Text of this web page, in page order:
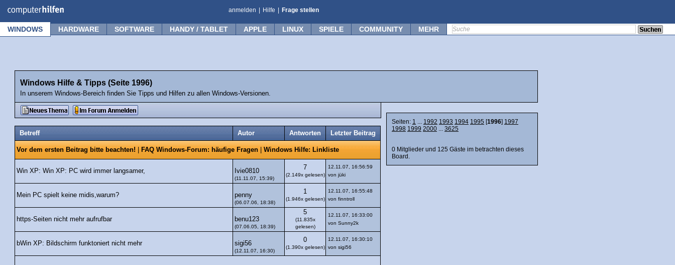
anmelden Hilfe Frage stellen
WINDOWS HARDWARE SOFTWARE HANDY / TABLET APPLE LINUX SPIELE COMMUNITY MEHR
Windows Hilfe & Tipps (Seite 1996)
In unserem Windows-Bereich finden Sie Tipps und Hilfen zu allen Windows-Versionen.
Betreff Autor Antworten Letzter Beitrag
Vor dem ersten Beitrag bitte beachten! FAQ Windows-Forum: häufige Fragen Windows Hilfe: Linkliste
Win XP: Win XP: PC wird immer langsamer, Ivie0810
(11.11.07, 15:39)
7
(2.149x gelesen)
12.11.07, 16:56:59
von jüki
Mein PC spielt keine midis,warum? penny
(06.07.06, 18:38)
1
(1.946x gelesen)
12.11.07, 16:55:48
von finntroll
https-Seiten nicht mehr aufrufbar benu123
(07.06.05, 18:39)
5
(11.835x
gelesen)
12.11.07, 16:33:00
von Sunny2k
bWin XP: Bildschirm funktoniert nicht mehr sigi56
(12.11.07, 16:30)
0
(1.390x gelesen)
12.11.07, 16:30:10
von sigi56
Seiten: 1 ... 1992 1993 1994 1995 [1996] 1997
1998 1999 2000 ... 3625
0 Mitglieder und 125 Gäste im betrachten dieses
Board.